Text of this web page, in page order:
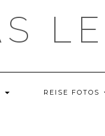
REISE FOTOS